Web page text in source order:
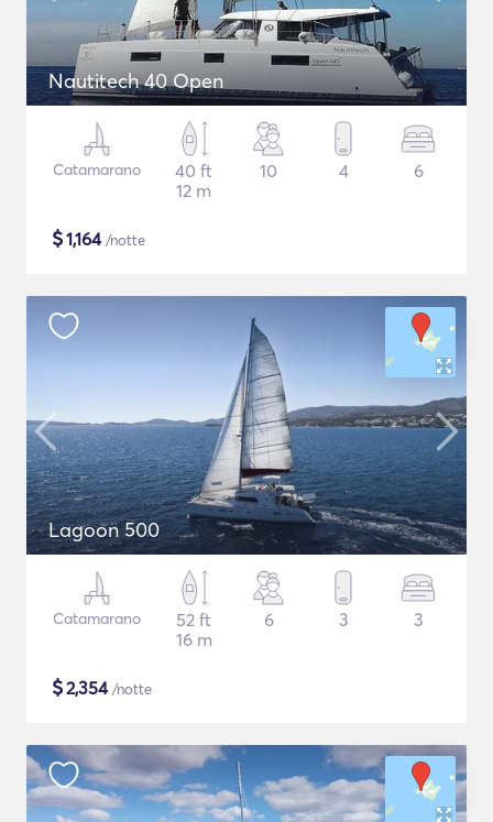
Nautitech 40 Open
Catamarano
40 ft
12 m
10 4 6
$1,164/notte
Lagoon 500
Catamarano
52 ft
16 m
6 3 3
$2,354/notte